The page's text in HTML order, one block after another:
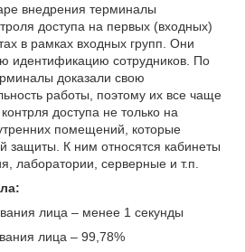
внедрения терминалы
доступа на первых (входных)
в рамках входных групп. Они
идентификацию сотрудников. По
доказали свою
работы, поэтому их все чаще
доступа не только на
помещений, которые
защиты. К ним относятся кабинеты
лаборатории, серверные и т.п.
лица – менее 1 секунды
лица – 99,78%